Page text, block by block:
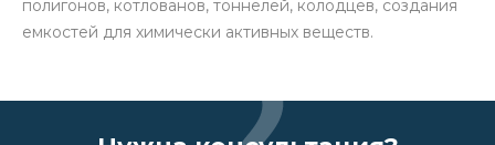
полигонов, котлованов, тоннелей, колодцев, создания
емкостей для химически активных веществ.